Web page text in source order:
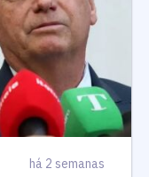
há 2 semanas